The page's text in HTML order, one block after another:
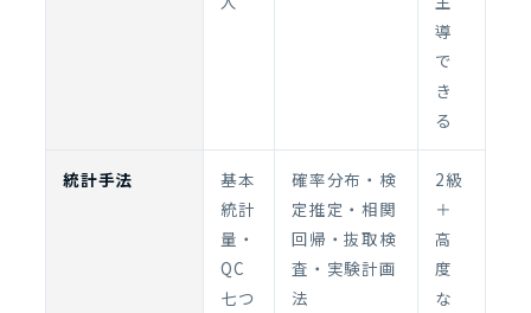
導
で
き
る
統計手法
基本
統計
量・
QC
七つ
確率分布・検
定推定・相関
回帰・抜取検
査・実験計画
法
2級
＋
高
度
な